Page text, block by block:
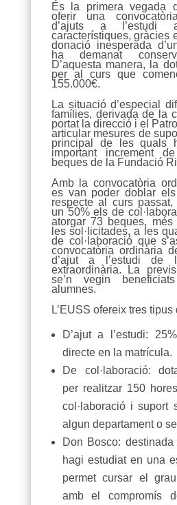
És la primera vegada
oferir una
d’ajuts a l’estudi
característiques, gràcies
donació inesperada
ha demanat
D’aquesta manera, la
per al curs que
155.000€.
La situació d’especial
famílies, derivada de la
portat la direcció i el
articular mesures de
principal de les quals
important increment
beques de la Fundació
Amb la convocatòria
es van poder doblar
respecte al curs
un 50% els de
atorgar 73 beques,
les sol·licitades, a les
de col·laboració que
convocatòria ordinària
d’ajut a l’estudi de
extraordinària. La
se’n vegin
alumnes.
L’EUSS ofereix tres
D’ajut a l’estudi:
directe en la matrícula.
De col·laboració:
per realitzar 150
col·laboració i suport
algun departament o
Don Bosco: destinada
hagi estudiat en una
permet cursar el
amb el compromís